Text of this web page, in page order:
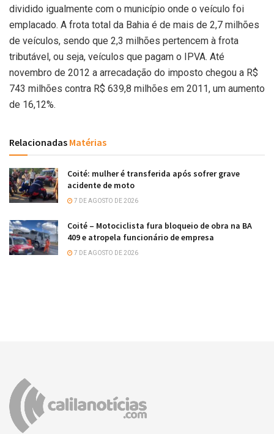
dividido igualmente com o município onde o veículo foi
emplacado. A frota total da Bahia é de mais de 2,7 milhões
de veículos, sendo que 2,3 milhões pertencem à frota
tributável, ou seja, veículos que pagam o IPVA. Até
novembro de 2012 a arrecadação do imposto chegou a R$
743 milhões contra R$ 639,8 milhões em 2011, um aumento
de 16,12%.
Relacionadas Matérias
Coité: mulher é transferida após sofrer grave
acidente de moto
7 DE AGOSTO DE 2026
Coité – Motociclista fura bloqueio de obra na BA
409 e atropela funcionário de empresa
7 DE AGOSTO DE 2026